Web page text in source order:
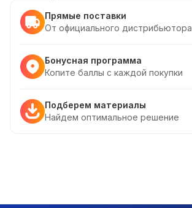
Прямые поставки
От официального дистрибьютора
Бонусная программа
Копите баллы с каждой покупки
Подберем материалы
Найдем оптимальное решение